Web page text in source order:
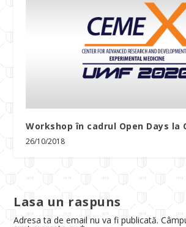
Workshop în cadrul Open Days la
26/10/2018
Lasa un raspuns
Adresa ta de email nu va fi publicată.